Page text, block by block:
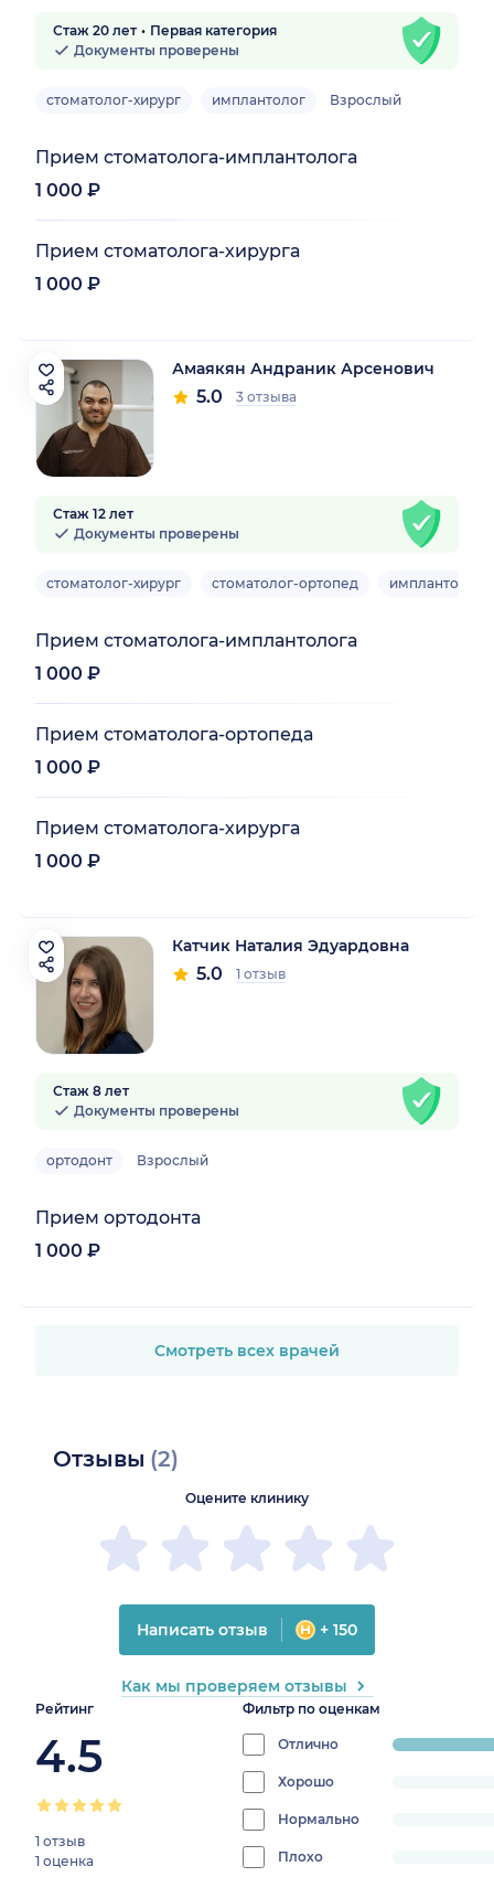
Стаж 20 лет
Первая категория
Документы проверены
стоматолог-хирург имплантолог Взрослый
Прием стоматолога-имплантолога
1 000 ₽
Прием стоматолога-хирурга
1 000 ₽
Амаякян Андраник Арсенович
5.0 3 отзыва
Стаж 12 лет
Документы проверены
стоматолог-хирург стоматолог-ортопед имплантолог
Прием стоматолога-имплантолога
1 000 ₽
Прием стоматолога-ортопеда
1 000 ₽
Прием стоматолога-хирурга
1 000 ₽
Катчик Наталия Эдуардовна
5.0 1 отзыв
Стаж 8 лет
Документы проверены
ортодонт Взрослый
Прием ортодонта
1 000 ₽
Смотреть всех врачей
Отзывы (2)
Рейтинг
4.5
1 отзыв
1 оценка
Фильтр по оценкам
Отлично
progress:
Хорошо
0%
Нормально
0%
Плохо
progress:
Оцените клинику
Написать отзыв + 150
Как мы проверяем отзывы